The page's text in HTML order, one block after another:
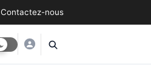
Contactez-nous